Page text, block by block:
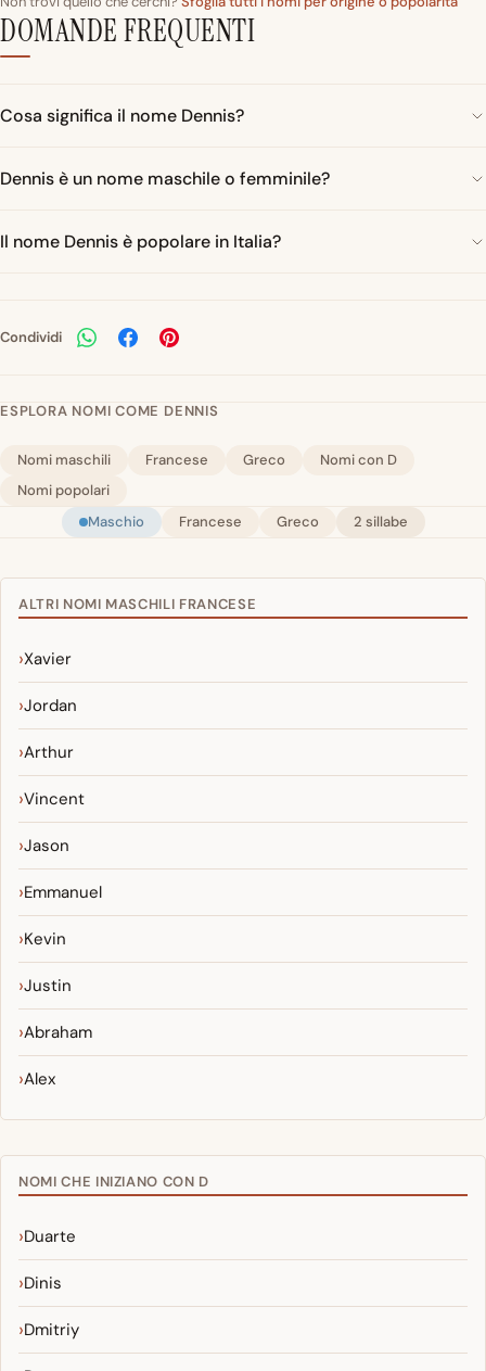
DOMANDE FREQUENTI
Cosa significa il nome Dennis?
Dennis è un nome maschile o femminile?
Il nome Dennis è popolare in Italia?
Condividi
ESPLORA NOMI COME DENNIS
Nomi maschili Francese Greco
Nomi con D
Nomi popolari
Maschio
Francese Greco 2 sillabe
ALTRI NOMI MASCHILI FRANCESE
Xavier
Jordan
Arthur
Vincent
Jason
Emmanuel
Kevin
Justin
Abraham
Alex
NOMI CHE INIZIANO CON D
Duarte
Dinis
Dmitriy